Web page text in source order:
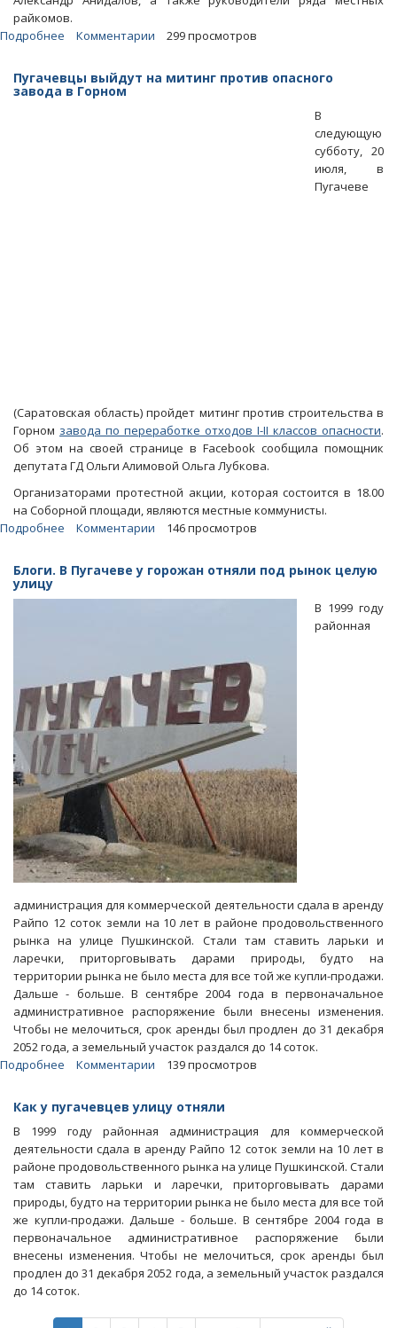
райкомов.
Подробнее
Пугачеве
прошел
Комментарии 299 просмотров
Пугачевцы выйдут на митинг против опасного
завода в Горном
В
следующую
субботу, 20
июля, в
Пугачеве
(Саратовская область) пройдет митинг против строительства в
Горном завода по переработке отходов I-II классов опасности.
Об этом на своей странице в Facebook сообщила помощник
депутата ГД Ольги Алимовой Ольга Лубкова.
Организаторами протестной акции, которая состоится в 18.00
на Соборной площади, являются местные коммунисты.
Подробнее
выйдут
митинг
Горном
Комментарии 146 просмотров
Блоги. В Пугачеве у горожан отняли под рынок целую
улицу
В 1999 году
районная
администрация для коммерческой деятельности сдала в аренду
Райпо 12 соток земли на 10 лет в районе продовольственного
рынка на улице Пушкинской. Стали там ставить ларьки и
ларечки, приторговывать дарами природы, будто на
территории рынка не было места для все той же купли-продажи.
Дальше - больше. В сентябре 2004 года в первоначальное
административное распоряжение были внесены изменения.
Чтобы не мелочиться, срок аренды был продлен до 31 декабря
2052 года, а земельный участок раздался до 14 соток.
Подробнее
Пугачеве
у
горожан
отняли
под
рынок
целую
улицу
Комментарии 139 просмотров
Как у пугачевцев улицу отняли
В 1999 году районная администрация для коммерческой
деятельности сдала в аренду Райпо 12 соток земли на 10 лет в
районе продовольственного рынка на улице Пушкинской. Стали
там ставить ларьки и ларечки, приторговывать дарами
природы, будто на территории рынка не было места для все той
же купли-продажи. Дальше - больше. В сентябре 2004 года в
первоначальное административное распоряжение были
внесены изменения. Чтобы не мелочиться, срок аренды был
продлен до 31 декабря 2052 года, а земельный участок раздался
до 14 соток.